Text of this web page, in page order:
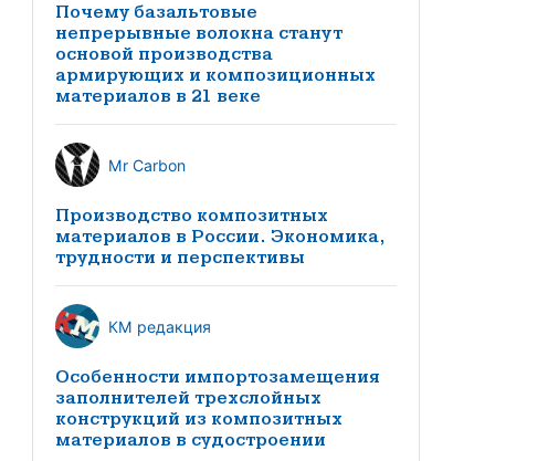
Почему базальтовые
непрерывные волокна станут
основой производства
армирующих и композиционных
материалов в 21 веке
Mr Carbon
Производство композитных
материалов в России. Экономика,
трудности и перспективы
КМ редакция
Особенности импортозамещения
заполнителей трехслойных
конструкций из композитных
материалов в судостроении